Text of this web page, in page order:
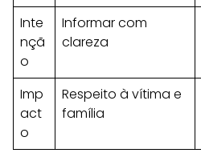
Inte
nçã
o
Informar com
clareza
Imp
act
o
Respeito à vítima e
família